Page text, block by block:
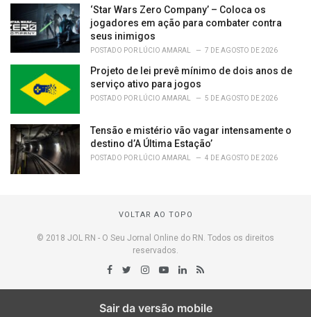
‘Star Wars Zero Company’ – Coloca os
jogadores em ação para combater contra
seus inimigos
POSTADO POR LÚCIO AMARAL 7 DE AGOSTO DE 2026
Projeto de lei prevê mínimo de dois anos de
serviço ativo para jogos
POSTADO POR LÚCIO AMARAL 5 DE AGOSTO DE 2026
Tensão e mistério vão vagar intensamente o
destino d’A Última Estação’
POSTADO POR LÚCIO AMARAL 4 DE AGOSTO DE 2026
VOLTAR AO TOPO
© 2018 JOL RN - O Seu Jornal Online do RN. Todos os direitos
reservados.
Sair da versão mobile